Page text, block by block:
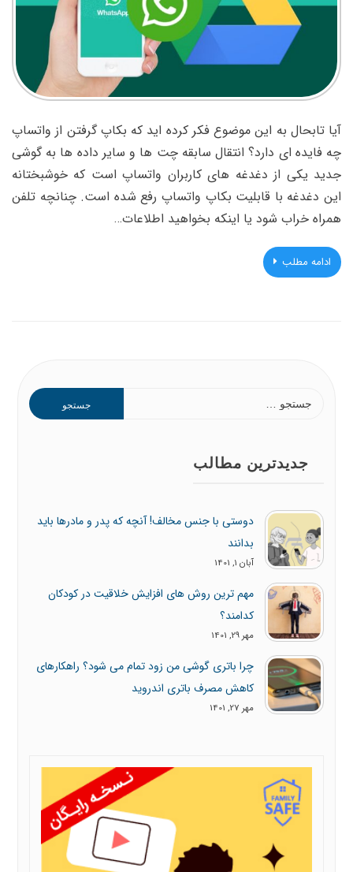
آیا تابحال به این موضوع فکر کرده اید که بکاپ گرفتن از واتساپ
چه فایده ای دارد؟ انتقال سابقه چت ها و سایر داده ها به گوشی
جدید یکی از دغدغه های کاربران واتساپ است که خوشبختانه
این دغدغه با قابلیت بکاپ واتساپ رفع شده است. چنانچه تلفن
همراه خراب شود یا اینکه بخواهید اطلاعات…
ادامه مطلب
برای:
جدیدترین مطالب
دوستی با جنس مخالف! آنچه که پدر و مادرها باید
بدانند
آبان 1, 1401
مهم ترین روش های افزایش خلاقیت در کودکان
کدامند؟
مهر 29, 1401
چرا باتری گوشی من زود تمام می شود؟ راهکارهای
کاهش مصرف باتری اندروید
مهر 27, 1401